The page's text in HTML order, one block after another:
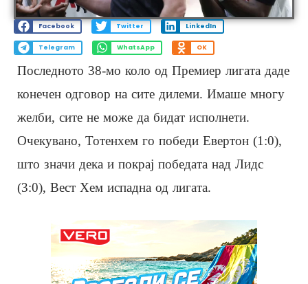
Facebook Twitter LinkedIn
Telegram WhatsApp OK
Последното 38-мо коло од Премиер лигата даде
конечен одговор на сите дилеми. Имаше многу
желби, сите не може да бидат исполнети.
Очекувано, Тотенхем го победи Евертон (1:0),
што значи дека и покрај победата над Лидс
(3:0), Вест Хем испадна од лигата.